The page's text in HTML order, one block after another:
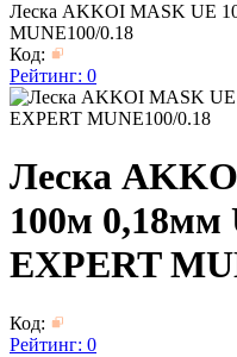
Леска AKKOI MASK UE
MUNE100/0.18
Код:
Рейтинг: 0
Леска
100м 0,18мм
EXPERT
Код:
Рейтинг: 0